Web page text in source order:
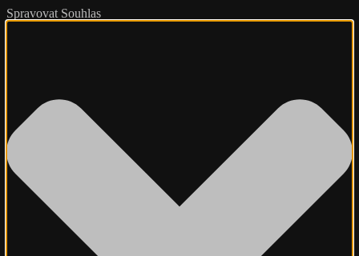
Spravovat Souhlas